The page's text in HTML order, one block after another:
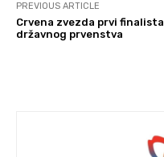
PREVIOUS ARTICLE
Crvena zvezda prvi finalista
državnog prvenstva